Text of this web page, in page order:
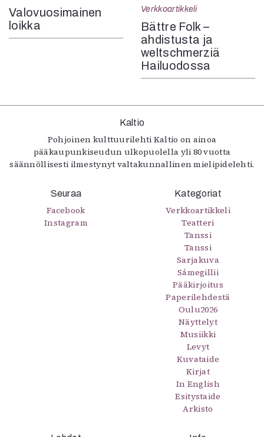
Valovuosimainen
loikka
Verkkoartikkeli
Bättre Folk –
ahdistusta ja
weltschmerziä
Hailuodossa
Kaltio
Pohjoinen kulttuurilehti Kaltio on ainoa
pääkaupunkiseudun ulkopuolella yli 80 vuotta
säännöllisesti ilmestynyt valtakunnallinen mielipidelehti.
Seuraa
Facebook
Instagram
Kategoriat
Verkkoartikkeli
Teatteri
Tanssi
Tanssi
Sarjakuva
Sámegillii
Pääkirjoitus
Paperilehdestä
Oulu2026
Näyttelyt
Musiikki
Levyt
Kuvataide
Kirjat
In English
Esitystaide
Arkisto